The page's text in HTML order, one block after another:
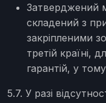
Затверджений
складений з
закріпленими
третій країні,
гарантій, у
5.7. У разі